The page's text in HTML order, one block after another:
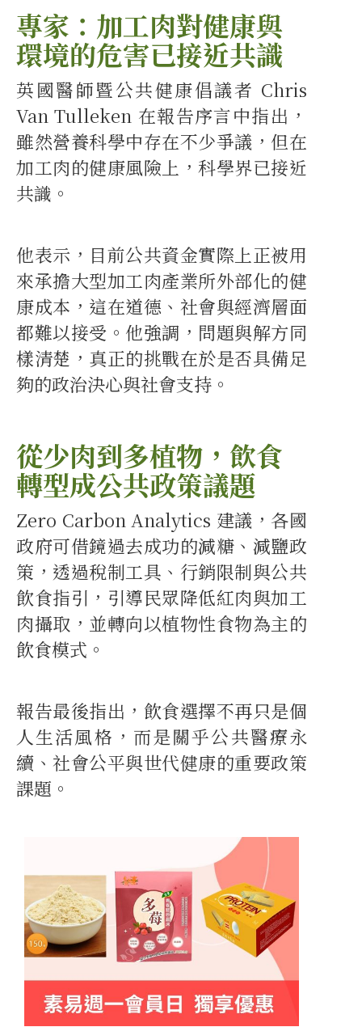
專家：加工肉對健康與
環境的危害已接近共識
英國醫師暨公共健康倡議者 Chris
Van Tulleken 在報告序言中指出，
雖然營養科學中存在不少爭議，但在
加工肉的健康風險上，科學界已接近
共識。
他表示，目前公共資金實際上正被用
來承擔大型加工肉產業所外部化的健
康成本，這在道德、社會與經濟層面
都難以接受。他強調，問題與解方同
樣清楚，真正的挑戰在於是否具備足
夠的政治決心與社會支持。
從少肉到多植物，飲食
轉型成公共政策議題
Zero Carbon Analytics 建議，各國
政府可借鏡過去成功的減糖、減鹽政
策，透過稅制工具、行銷限制與公共
飲食指引，引導民眾降低紅肉與加工
肉攝取，並轉向以植物性食物為主的
飲食模式。
報告最後指出，飲食選擇不再只是個
人生活風格，而是關乎公共醫療永
續、社會公平與世代健康的重要政策
課題。